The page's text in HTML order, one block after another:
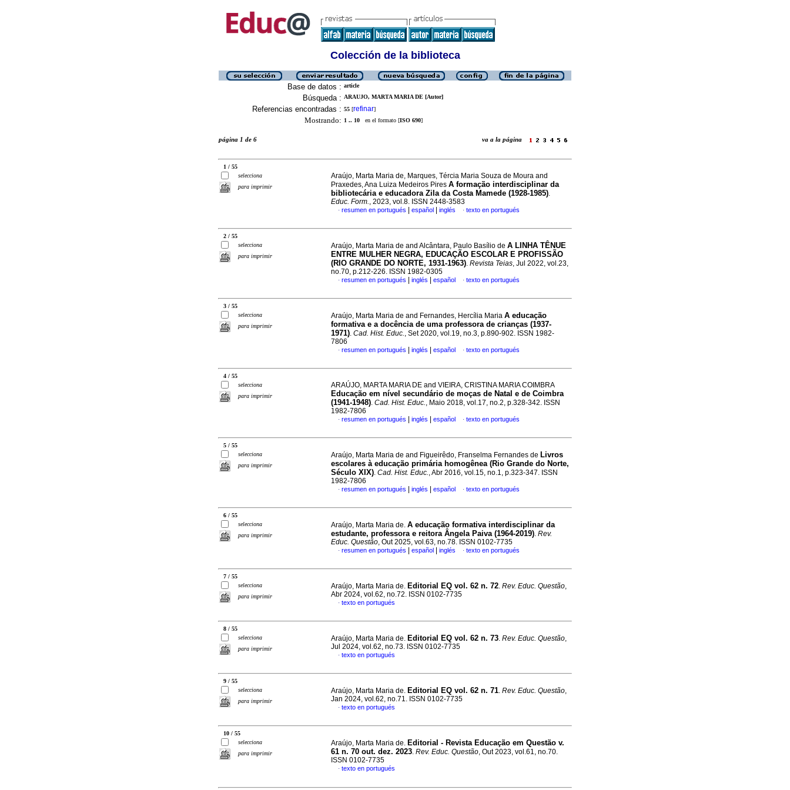
Colección de la biblioteca
Base de datos : article
Búsqueda : ARAUJO, MARTA MARIA DE [Autor]
Referencias encontradas : 55 [refinar]
Mostrando: 1 .. 10 en el formato [ISO 690]
página 1 de 6 va a la página
1 / 55
selecciona
para imprimir
Araújo, Marta Maria de, Marques, Tércia Maria Souza de Moura and
Praxedes, Ana Luiza Medeiros Pires A formação interdisciplinar da
bibliotecária e educadora Zila da Costa Mamede (1928-1985).
Educ. Form., 2023, vol.8. ISSN 2448-3583
· resumen en portugués español inglés · texto en portugués
2 / 55
selecciona
para imprimir
Araújo, Marta Maria de and Alcântara, Paulo Basílio de A LINHA TÊNUE
ENTRE MULHER NEGRA, EDUCAÇÃO ESCOLAR E PROFISSÃO
(RIO GRANDE DO NORTE, 1931-1963). Revista Teias, Jul 2022, vol.23,
no.70, p.212-226. ISSN 1982-0305
· resumen en portugués inglés español · texto en portugués
3 / 55
selecciona
para imprimir
Araújo, Marta Maria de and Fernandes, Hercília Maria A educação
formativa e a docência de uma professora de crianças (1937-
1971). Cad. Hist. Educ., Set 2020, vol.19, no.3, p.890-902. ISSN 1982-
7806
· resumen en portugués inglés español · texto en portugués
4 / 55
selecciona
para imprimir
ARAÚJO, MARTA MARIA DE and VIEIRA, CRISTINA MARIA COIMBRA
Educação em nível secundário de moças de Natal e de Coimbra
(1941-1948). Cad. Hist. Educ., Maio 2018, vol.17, no.2, p.328-342. ISSN
1982-7806
· resumen en portugués inglés español · texto en portugués
5 / 55
selecciona
para imprimir
Araújo, Marta Maria de and Figueirêdo, Franselma Fernandes de Livros
escolares à educação primária homogênea (Rio Grande do Norte,
Século XIX). Cad. Hist. Educ., Abr 2016, vol.15, no.1, p.323-347. ISSN
1982-7806
· resumen en portugués inglés español · texto en portugués
6 / 55
selecciona
para imprimir
Araújo, Marta Maria de. A educação formativa interdisciplinar da
estudante, professora e reitora Ângela Paiva (1964-2019). Rev.
Educ. Questão, Out 2025, vol.63, no.78. ISSN 0102-7735
· resumen en portugués español inglés · texto en portugués
7 / 55
selecciona
para imprimir
Araújo, Marta Maria de. Editorial EQ vol. 62 n. 72. Rev. Educ. Questão,
Abr 2024, vol.62, no.72. ISSN 0102-7735
· texto en portugués
8 / 55
selecciona
para imprimir
Araújo, Marta Maria de. Editorial EQ vol. 62 n. 73. Rev. Educ. Questão,
Jul 2024, vol.62, no.73. ISSN 0102-7735
· texto en portugués
9 / 55
selecciona
para imprimir
Araújo, Marta Maria de. Editorial EQ vol. 62 n. 71. Rev. Educ. Questão,
Jan 2024, vol.62, no.71. ISSN 0102-7735
· texto en portugués
10 / 55
selecciona
para imprimir
Araújo, Marta Maria de. Editorial - Revista Educação em Questão v.
61 n. 70 out. dez. 2023. Rev. Educ. Questão, Out 2023, vol.61, no.70.
ISSN 0102-7735
· texto en portugués